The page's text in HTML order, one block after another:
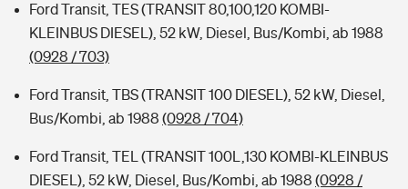
Ford Transit, TES (TRANSIT 80,100,120 KOMBI-
KLEINBUS DIESEL), 52 kW, Diesel, Bus/Kombi, ab 1988
(0928 / 703)
Ford Transit, TBS (TRANSIT 100 DIESEL), 52 kW, Diesel,
Bus/Kombi, ab 1988 (0928 / 704)
Ford Transit, TEL (TRANSIT 100L,130 KOMBI-KLEINBUS
DIESEL), 52 kW, Diesel, Bus/Kombi, ab 1988 (0928 /